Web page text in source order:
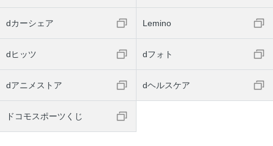
dカーシェア Lemino
dヒッツ dフォト
dアニメストア dヘルスケア
ドコモスポーツくじ